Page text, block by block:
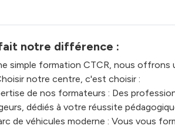
notre différence :
simple formation CTCR, nous
notre centre, c'est choisir :
de nos formateurs : Des
dédiés à votre réussite
de véhicules moderne : Vous vous